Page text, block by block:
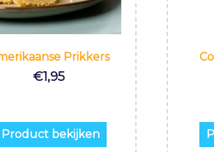
Prikkers
€1,95
Product bekijken